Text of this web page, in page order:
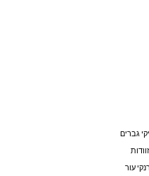
גברים
עור